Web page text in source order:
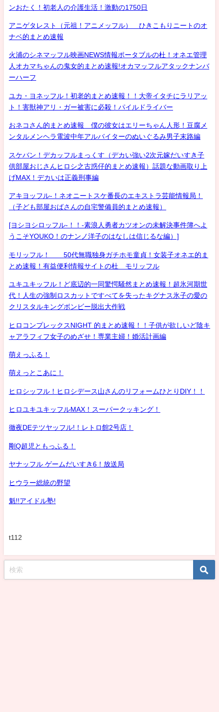
ンおたく！初老人の介護生活！激動の1750日
アニゲタレスト（元祖！アニメッフル） ひきこもりニートのオ
ナベ的まとめ速報
火浦のシネマッフル映画NEWS情報ポータブルの杜！オネエ管理
人オカマちゃんの鬼女的まとめ速報!オカマッフルアタックナンバ
ーハーフ
ユカ・ヨネッフル！初老的まとめ速報！！大帝イタチにラリアッ
ト！害獣神アリ・ガー被害に必殺！パイルドライバー
おネコさん的まとめ速報 僕の彼女はエリーちゃん人形！豆腐メ
ンタルメンヘラ電波中年アルバイターのぬいぐるみ男子末路編
スケバン！デカッフルまっくす（デカい強い2次元嫁だいすき子
供部屋おじさんヒロシ之古惑仔的まとめ速報）話題な動画取り上
げMAX！デカいは正義刑事編
アキヨッフル-！ネオニートスケ番長のエキストラ芸能情報局！
（子ども部屋おばさんの自宅警備員的まとめ速報）
[ヨシヨシロッフル-！！-素浪人勇者カツオンの未解決事件簿へよ
うこそYOUKO！のナンノ洋子のはなしは信じるな編）]
モリッフル！ 50代無職独身ガチホモ童貞！女装子オネエ的ま
とめ速報！有益便利情報サイトの杜 モリッフル
ユキユキッフル！ど底辺的一同驚愕騒然まとめ速報！超氷河期世
代！人生の強制ロスカットですべてを失ったキグナス氷子の愛の
クリスタルキングボンビー脱出大作戦
ヒロコンプレックスNIGHT 的まとめ速報！！子供が欲しいど陰キ
ャアラフィフ女子のめざせ！専業主婦！婚活計画編
萌えっふる！
萌えっとこあに！
ヒロシッフル！ヒロシデース山さんのリフォームひとりDIY！！
ヒロユキユキッフルMAX！スーパークッキング！
徹夜DEテツヤッフル!！レトロ館2号店！
剛Q超児ともっふる！
ヤナッフル ゲームだいすき6！放送局
ヒウラー総統の野望
魁!!アイドル塾!
t112